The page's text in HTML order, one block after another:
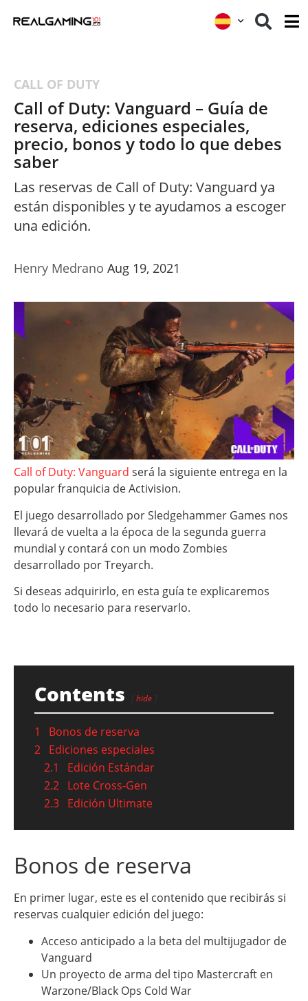
CALL OF DUTY
Call of Duty: Vanguard – Guía de
reserva, ediciones especiales,
precio, bonos y todo lo que debes
saber
Las reservas de Call of Duty: Vanguard ya
están disponibles y te ayudamos a escoger
una edición.
Henry Medrano Aug 19, 2021
Call of Duty: Vanguard será la siguiente entrega en la
popular franquicia de Activision.
El juego desarrollado por Sledgehammer Games nos
llevará de vuelta a la época de la segunda guerra
mundial y contará con un modo Zombies
desarrollado por Treyarch.
Si deseas adquirirlo, en esta guía te explicaremos
todo lo necesario para reservarlo.
Contents hide
1
Bonos de reserva
2 Ediciones especiales
2.1
Edición Estándar
2.2 Lote Cross-Gen
2.3 Edición Ultimate
Bonos de reserva
En primer lugar, este es el contenido que recibirás si
reservas cualquier edición del juego:
Acceso anticipado a la beta del multijugador de
Vanguard
Un proyecto de arma del tipo Mastercraft en
Warzone/Black Ops Cold War